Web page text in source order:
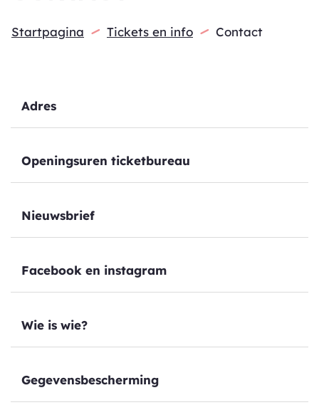
Startpagina Tickets en info Contact
Adres
Openingsuren ticketbureau
Nieuwsbrief
Facebook en instagram
Wie is wie?
Gegevensbescherming